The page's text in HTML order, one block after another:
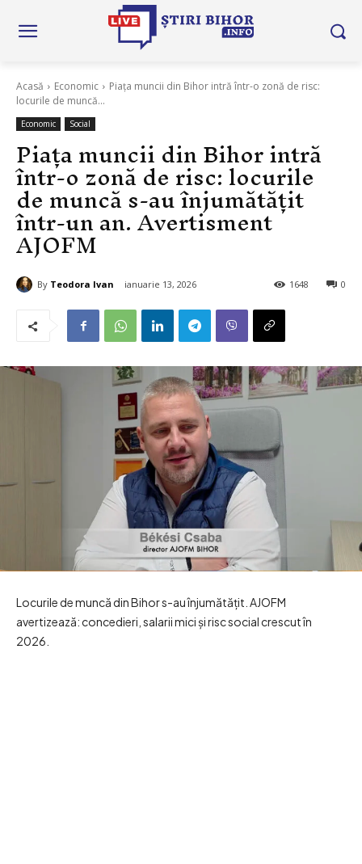
Acasă Economic
Piața muncii din Bihor intră într-o zonă de risc:
locurile de muncă...
Economic Social
Piața muncii din Bihor intră
într-o zonă de risc: locurile
de muncă s-au înjumătățit
într-un an. Avertisment
AJOFM
By Teodora Ivan ianuarie 13, 2026 0
1648
Locurile de muncă din Bihor s-au înjumătățit. AJOFM
avertizează: concedieri, salarii mici și risc social crescut în
2026.